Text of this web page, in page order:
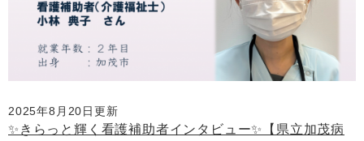
2025年8月20日更新
✨きらっと輝く看護補助者インタビュー✨【県立加茂病